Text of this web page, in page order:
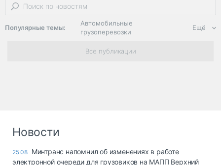
Популярные темы:
Автомобильные
грузоперевозки
Региональная
логистика
опасные грузы
Ещё
Все публикации
Новости
25.08 Минтранс напомнил об изменениях в работе
электронной очереди для грузовиков на МАПП Верхний